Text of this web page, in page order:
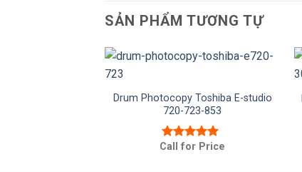
SẢN PHẨM TƯƠNG TỰ
Drum Photocopy Toshiba E-studio
720-723-853
Được xếp
Call for Price